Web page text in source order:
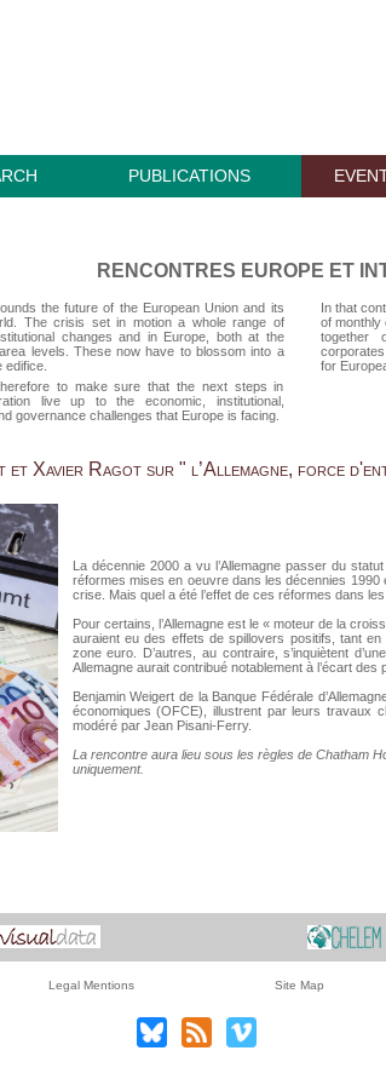
PUBLICATIONS
RENCONTRES EUROPE ET
the future of the European Union and its
The crisis set in motion a whole range of
changes and in Europe, both at the
levels. These now have to blossom into a
edifice.
to make sure that the next steps in
live up to the economic, institutional,
governance challenges that Europe is facing.
In that
of monthly
together
for
et Xavier Ragot sur " l’Allemagne, force
La décennie 2000 a vu l’Allemagne passer du
réformes mises en oeuvre dans les décennies 1990
crise. Mais quel a été l’effet de ces réformes dans
Pour certains, l’Allemagne est le « moteur de la
auraient eu des effets de spillovers positifs, tant
zone euro. D’autres, au contraire, s’inquiètent
Allemagne aurait contribué notablement à l’écart
Benjamin Weigert de la Banque Fédérale
économiques (OFCE), illustrent par leurs travaux
modéré par Jean Pisani-Ferry.
La rencontre aura lieu sous les règles de Chatham
uniquement.
Legal Mentions Site Map